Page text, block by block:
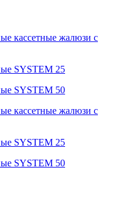
кассетные жалюзи с
SYSTEM 25
SYSTEM 50
кассетные жалюзи с
SYSTEM 25
SYSTEM 50